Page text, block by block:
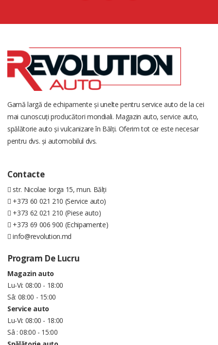
Gamă largă de echipamente și unelte pentru service auto de la cei
mai cunoscuți producători mondiali. Magazin auto, service auto,
spălătorie auto și vulcanizare în Bălți. Oferim tot ce este necesar
pentru dvs. și automobilul dvs.
Contacte
str. Nicolae Iorga 15, mun. Bălți
+373 60 021 210 (Service auto)
+373 62 021 210 (Piese auto)
+373 69 006 900 (Echipamente)
info@revolution.md
Program De Lucru
Magazin auto
Lu-Vi: 08:00 - 18:00
Sâ: 08:00 - 15:00
Service auto
Lu-Vi: 08:00 - 18:00
Sâ : 08:00 - 15:00